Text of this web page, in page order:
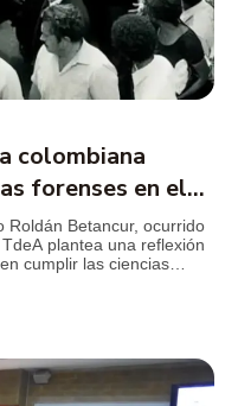
colombiana
forenses en el
Roldán Betancur, ocurrido
plantea una reflexión
cumplir las ciencias